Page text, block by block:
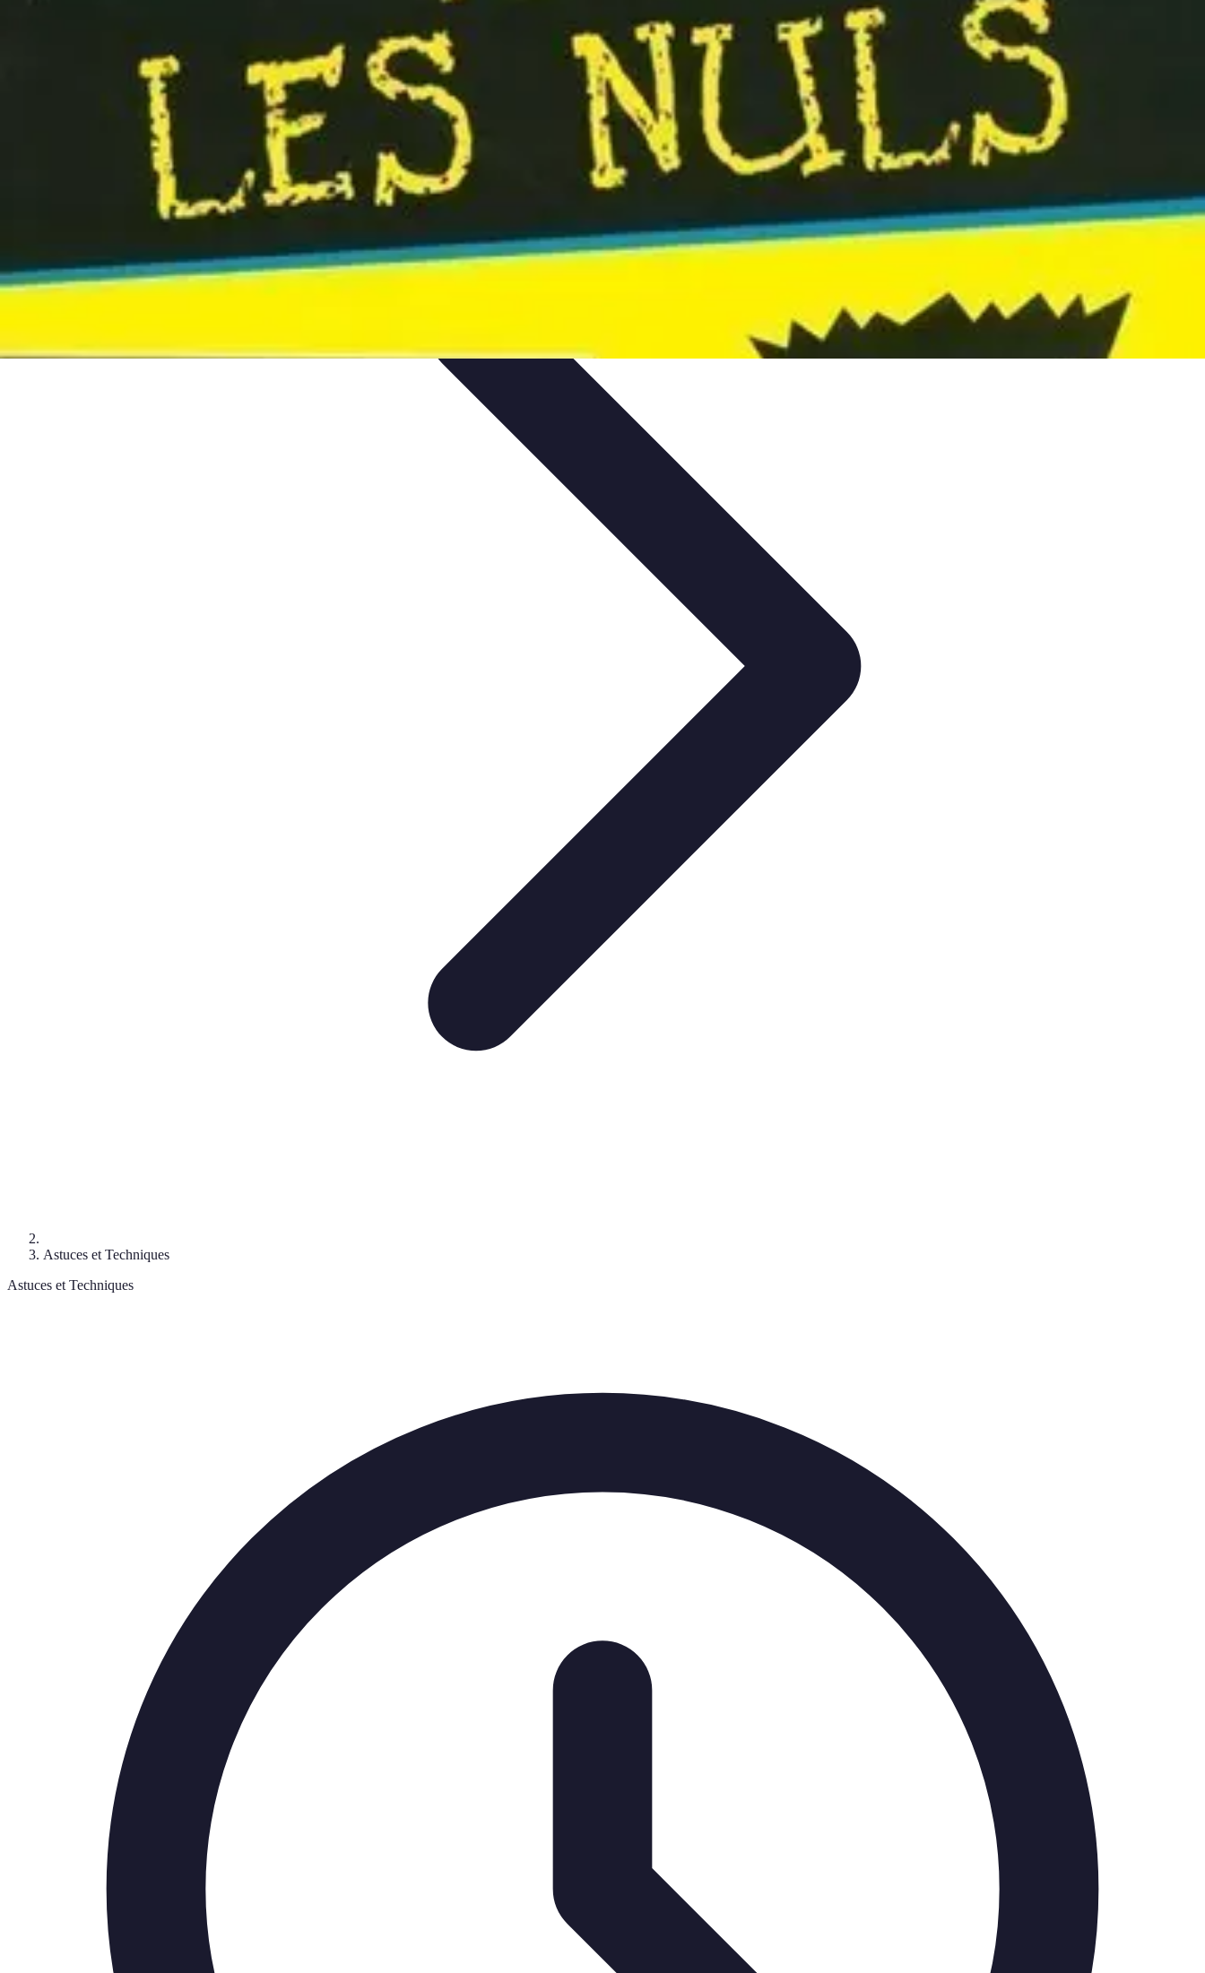
Astuces et techniquesRésolution Techniques et Astuces
Astuces Rubik Cube
Astuces et Techniques
Astuces et Techniques